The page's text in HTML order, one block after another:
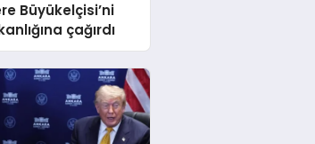
Büyükelçisi’ni
çağırdı